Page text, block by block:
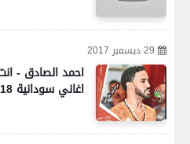
29 ديسمبر 2017
احمد الصادق -
اغاني سودانية 2018